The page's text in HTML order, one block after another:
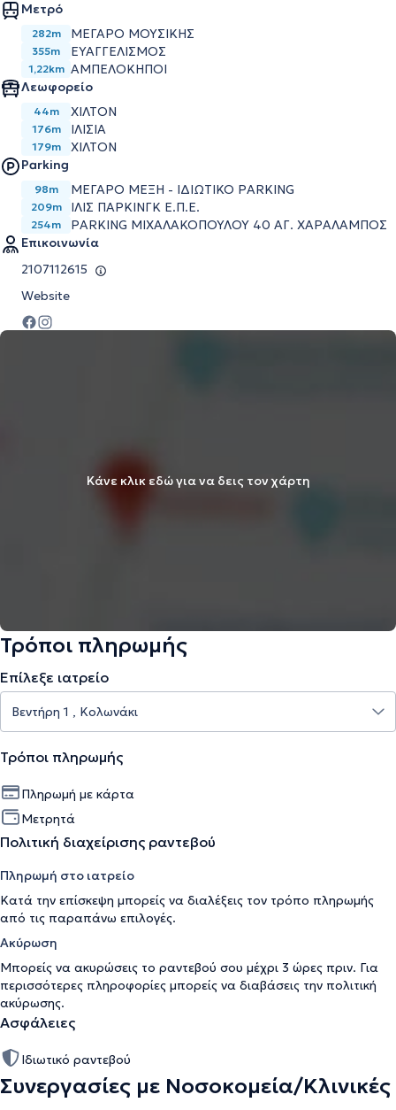
Μετρό
282m ΜΕΓΑΡΟ ΜΟΥΣΙΚΗΣ
355m ΕΥΑΓΓΕΛΙΣΜΟΣ
1,22km ΑΜΠΕΛΟΚΗΠΟΙ
Λεωφορείο
44m ΧΙΛΤΟΝ
176m ΙΛΙΣΙΑ
179m
ΧΙΛΤΟΝ
Parking
98m ΜΕΓΑΡΟ ΜΕΞΗ - ΙΔΙΩΤΙΚΟ PARKING
209m ΙΛΙΣ ΠΑΡΚΙΝΓΚ Ε.Π.Ε.
254m
PARKING ΜΙΧΑΛΑΚΟΠΟΥΛΟΥ 40 ΑΓ. ΧΑΡΑΛΑΜΠΟΣ
Επικοινωνία
2107112615
Website
Κάνε κλικ εδώ για να δεις τον χάρτη
Τρόποι πληρωμής
Επίλεξε ιατρείο
Τρόποι πληρωμής
Πληρωμή με κάρτα
Μετρητά
Πολιτική διαχείρισης ραντεβού
Πληρωμή στο ιατρείο
Κατά την επίσκεψη μπορείς να διαλέξεις τον τρόπο πληρωμής
από τις παραπάνω επιλογές.
Ακύρωση
Μπορείς να ακυρώσεις το ραντεβού σου μέχρι 3 ώρες πριν. Για
περισσότερες πληροφορίες μπορείς να διαβάσεις την πολιτική
ακύρωσης.
Ασφάλειες
Ιδιωτικό ραντεβού
Συνεργασίες με Νοσοκομεία/Κλινικές